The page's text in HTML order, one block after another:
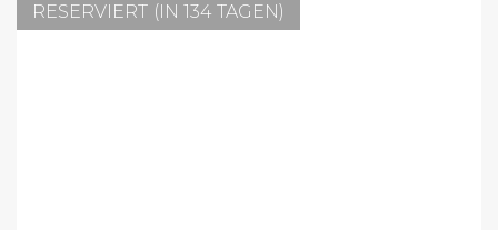
RESERVIERT (IN 134 TAGEN)